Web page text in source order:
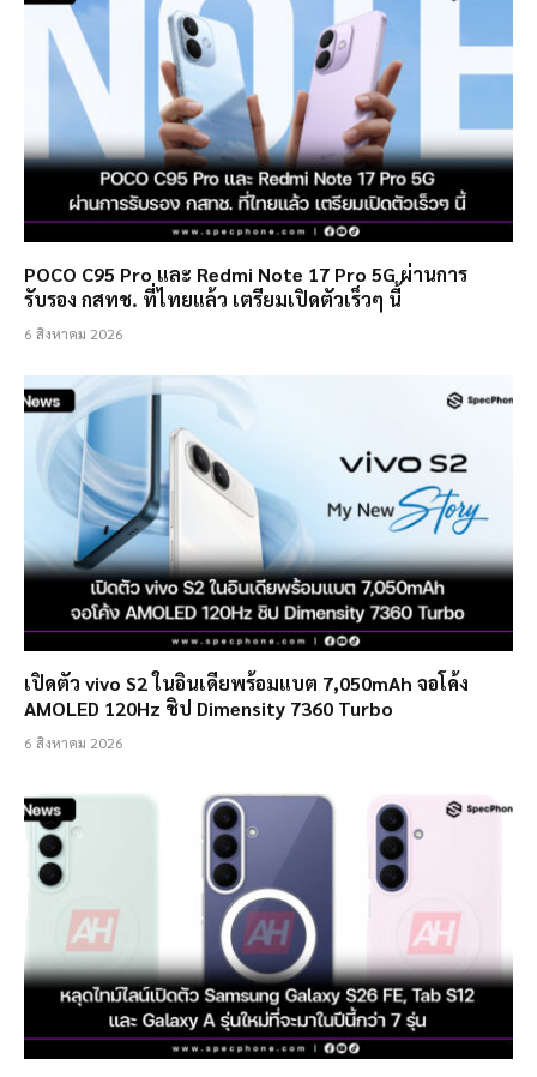
POCO C95 Pro และ Redmi Note 17 Pro 5G ผ่านการ
รับรอง กสทช. ที่ไทยแล้ว เตรียมเปิดตัวเร็วๆ นี้
6 สิงหาคม 2026
เปิดตัว vivo S2 ในอินเดียพร้อมแบต 7,050mAh จอโค้ง
AMOLED 120Hz ชิป Dimensity 7360 Turbo
6 สิงหาคม 2026